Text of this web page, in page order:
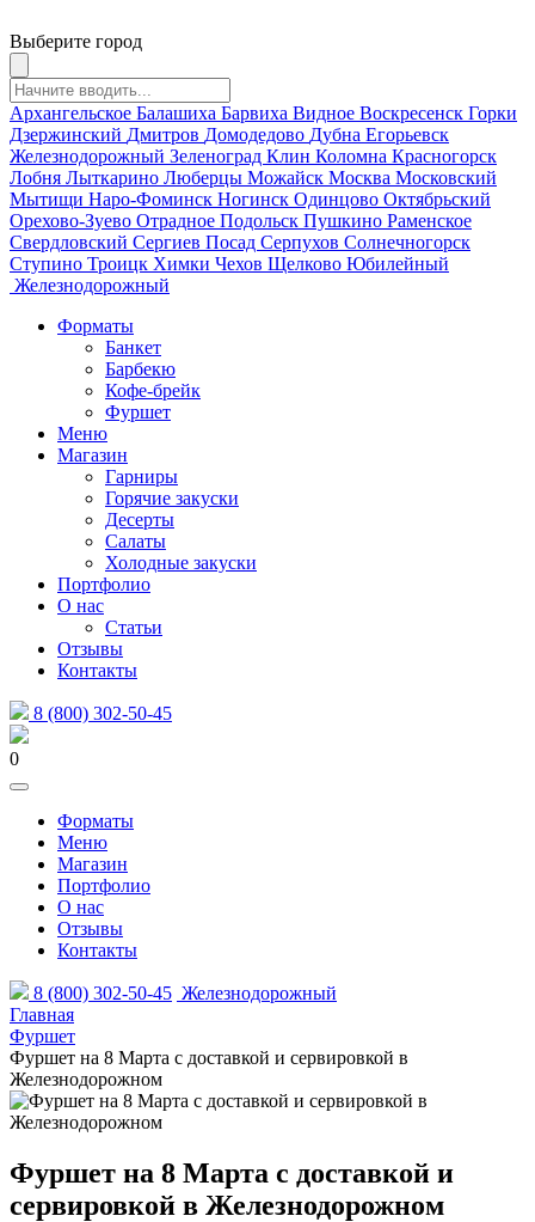
Выберите город
Архангельское Балашиха Барвиха Видное Воскресенск Горки
Дзержинский Дмитров Домодедово Дубна Егорьевск
Железнодорожный Зеленоград Клин Коломна Красногорск
Лобня Лыткарино Люберцы Можайск Москва Московский
Мытищи Наро-Фоминск Ногинск Одинцово Октябрьский
Орехово-Зуево Отрадное Подольск Пушкино Раменское
Свердловский Сергиев Посад Серпухов Солнечногорск
Ступино Троицк Химки Чехов Щелково Юбилейный
Железнодорожный
Форматы
Банкет
Барбекю
Кофе-брейк
Фуршет
Меню
Магазин
Гарниры
Горячие закуски
Десерты
Салаты
Холодные закуски
Портфолио
О нас
Статьи
Отзывы
Контакты
8 (800) 302-50-45
0
Форматы
Меню
Магазин
Портфолио
О нас
Отзывы
Контакты
8 (800) 302-50-45 Железнодорожный
Главная
Фуршет
Фуршет на 8 Марта с доставкой и сервировкой в
Железнодорожном
Фуршет на 8 Марта с доставкой и
сервировкой в Железнодорожном